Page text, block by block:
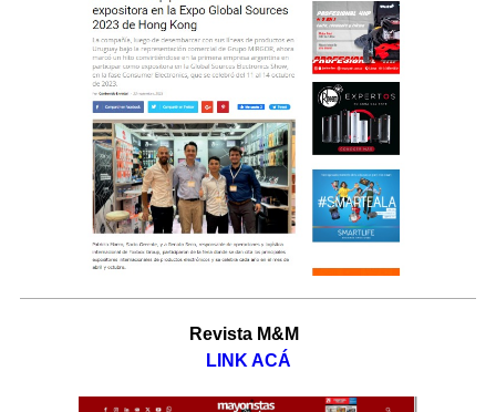
Revista M&M
LINK ACÁ